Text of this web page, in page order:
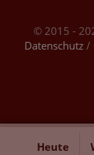
Heute
© 2015 -
Datenschutz/